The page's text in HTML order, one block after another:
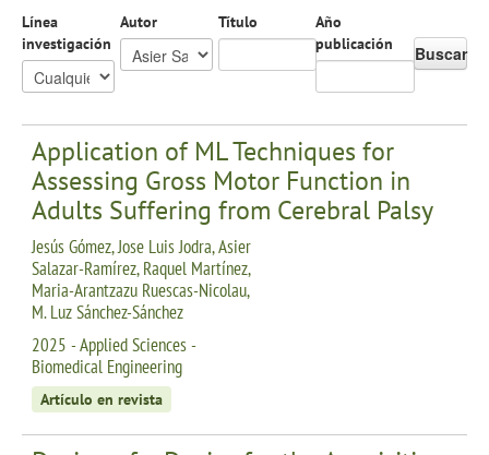
Línea
investigación
Autor Título
Año
publicación
Buscar
Application of ML Techniques for
Assessing Gross Motor Function in
Adults Suffering from Cerebral Palsy
Jesús Gómez, Jose Luis Jodra, Asier
Salazar-Ramírez, Raquel Martínez,
Maria-Arantzazu Ruescas-Nicolau,
M. Luz Sánchez-Sánchez
2025 - Applied Sciences -
Biomedical Engineering
Artículo en revista